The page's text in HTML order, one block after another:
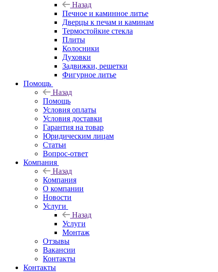
Назад
Печное и каминное литье
Дверцы к печам и каминам
Термостойкие стекла
Плиты
Колосники
Духовки
Задвижки, решетки
Фигурное литье
Помощь
Назад
Помощь
Условия оплаты
Условия доставки
Гарантия на товар
Юридическим лицам
Статьи
Вопрос-ответ
Компания
Назад
Компания
О компании
Новости
Услуги
Назад
Услуги
Монтаж
Отзывы
Вакансии
Контакты
Контакты